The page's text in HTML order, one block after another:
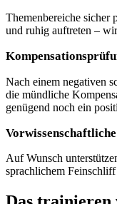
Themenbereiche sicher
und ruhig auftreten –
Nach einem negativen
die mündliche
genügend noch ein
Auf Wunsch
sprachlichem